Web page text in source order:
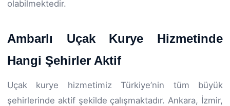
olabilmektedir.
Ambarlı Uçak Kurye Hizmetinde
Hangi Şehirler Aktif
Uçak kurye hizmetimiz Türkiye’nin tüm büyük
şehirlerinde aktif şekilde çalışmaktadır. Ankara, İzmir,